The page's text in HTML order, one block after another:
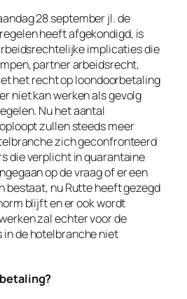
28 september jl. de
heeft afgekondigd, is
implicaties die
partner arbeidsrecht,
het recht op loondoorbetaling
niet kan werken als gevolg
Nu het aantal
zullen steeds meer
zich geconfronteerd
die verplicht in quarantaine
op de vraag of er een
bestaat, nu Rutte heeft gezegd
blijft en er ook wordt
zal echter voor de
de hotelbranche niet